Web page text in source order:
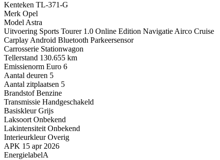
Kenteken TL-371-G
Merk Opel
Model Astra
Uitvoering Sports Tourer 1.0 Online Edition Navigatie Airco Cruise
Carplay Android Bluetooth Parkeersensor
Carrosserie Stationwagon
Tellerstand 130.655 km
Emissienorm Euro 6
Aantal deuren 5
Aantal zitplaatsen 5
Brandstof Benzine
Transmissie Handgeschakeld
Basiskleur Grijs
Laksoort Onbekend
Lakintensiteit Onbekend
Interieurkleur Overig
APK 15 apr 2026
EnergielabelA